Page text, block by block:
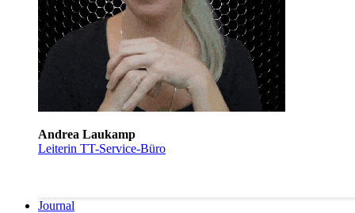
Andrea Laukamp
Leiterin TT-Service-Büro
Journal